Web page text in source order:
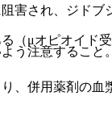
され、ジドブ
（μオピオイド
、併用薬剤の血
う注意すること。